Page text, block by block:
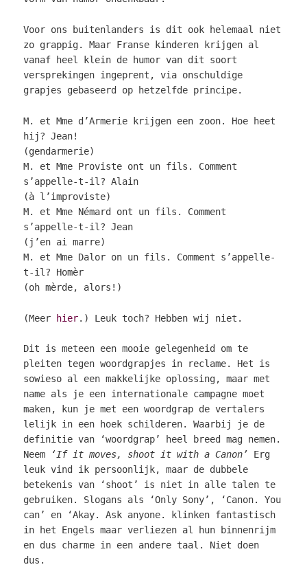
Voor ons buitenlanders is dit ook helemaal niet
zo grappig. Maar Franse kinderen krijgen al
vanaf heel klein de humor van dit soort
versprekingen ingeprent, via onschuldige
grapjes gebaseerd op hetzelfde principe.
M. et Mme d’Armerie krijgen een zoon. Hoe heet
hij? Jean!
(gendarmerie)
M. et Mme Proviste ont un fils. Comment
s’appelle-t-il? Alain
(à l’improviste)
M. et Mme Némard ont un fils. Comment
s’appelle-t-il? Jean
(j’en ai marre)
M. et Mme Dalor on un fils. Comment s’appelle-
t-il? Homèr
(oh mèrde, alors!)
(Meer hier.) Leuk toch? Hebben wij niet.
Dit is meteen een mooie gelegenheid om te
pleiten tegen woordgrapjes in reclame. Het is
sowieso al een makkelijke oplossing, maar met
name als je een internationale campagne moet
maken, kun je met een woordgrap de vertalers
lelijk in een hoek schilderen. Waarbij je de
definitie van ‘woordgrap’ heel breed mag nemen.
Neem
‘If it moves, shoot it with a Canon’ Erg
leuk vind ik persoonlijk, maar de dubbele
betekenis van ‘shoot’ is niet in alle talen te
gebruiken. Slogans als ‘Only Sony’, ‘Canon. You
can’ en ‘Akay. Ask anyone. klinken fantastisch
in het Engels maar verliezen al hun binnenrijm
en dus charme in een andere taal. Niet doen
dus.